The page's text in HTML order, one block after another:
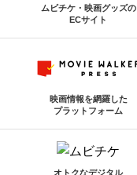
ムビチケ・映画グッズの
ECサイト
映画情報を網羅した
プラットフォーム
オトクなデジタル